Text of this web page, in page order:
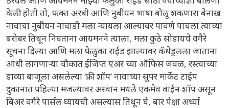
केली होती तो, फक्त अरबी आणि नुबीयन भाषा बोलू शकणारा बेनाख
नावाचा नुबीयन नावाडी मला न्यायला आल्यावर पावणे पाचला त्याच्या
बरोबर तिथून निघताना आयमनने त्याला, मला कुठे सोडायचे वगैरे
सूचना दिल्या आणि मला फेलुका राईड झाल्यावर कॅथेड्रलला जाताना
आधी लागणाऱ्या चौकात ईजिप्त एअर च्या ऑफिस जवळ, रस्त्याच्या
डाव्या बाजूला असलेल्या ‘फ्री शॉप’ नावाच्या सुपर मार्केट टाईप
दुकानात पहिल्या मजल्यावर अस्वान मधले एकमेव वाईन शॉप असून
बिअर वगैरे पार्सल घ्यायची असल्यास तिथून घे, बार पेक्षा अर्ध्या